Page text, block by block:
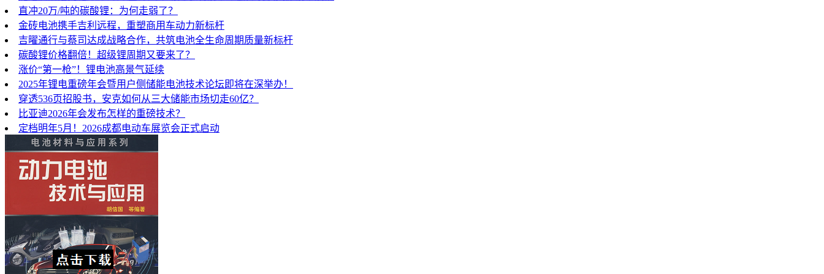
直冲20万/吨的碳酸锂：为何走弱了？
金砖电池携手吉利远程，重塑商用车动力新标杆
吉曜通行与蔡司达成战略合作，共筑电池全生命周期质量新标杆
碳酸锂价格翻倍！超级锂周期又要来了？
涨价“第一枪”！锂电池高景气延续
2025年锂电重磅年会暨用户侧储能电池技术论坛即将在深举办！
穿透536页招股书，安克如何从三大储能市场切走60亿？
比亚迪2026年会发布怎样的重磅技术？
定档明年5月！2026成都电动车展览会正式启动